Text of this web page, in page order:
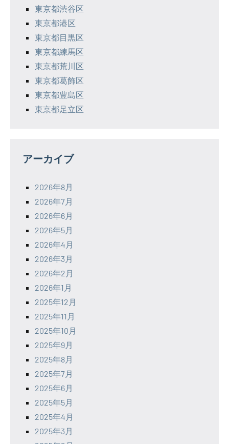
東京都渋谷区
東京都港区
東京都目黒区
東京都練馬区
東京都荒川区
東京都葛飾区
東京都豊島区
東京都足立区
アーカイブ
2026年8月
2026年7月
2026年6月
2026年5月
2026年4月
2026年3月
2026年2月
2026年1月
2025年12月
2025年11月
2025年10月
2025年9月
2025年8月
2025年7月
2025年6月
2025年5月
2025年4月
2025年3月